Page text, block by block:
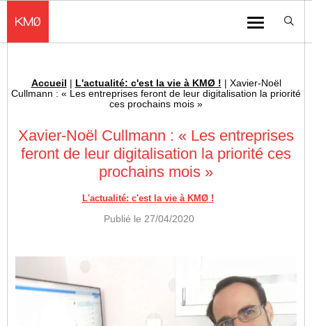
Menu
Fil d'Ariane :
Accueil | L'actualité: c'est la vie à KMØ ! | Xavier-Noël
Cullmann : « Les entreprises feront de leur digitalisation la priorité
ces prochains mois »
Xavier-Noël Cullmann : « Les entreprises
feront de leur digitalisation la priorité ces
prochains mois »
L'actualité: c'est la vie à KMØ !
Publié le 27/04/2020